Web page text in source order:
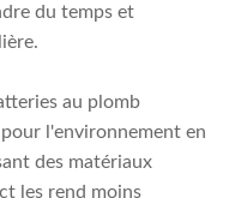
du temps et
au plomb
l'environnement en
des matériaux
les rend moins